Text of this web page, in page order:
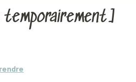
temporairement]